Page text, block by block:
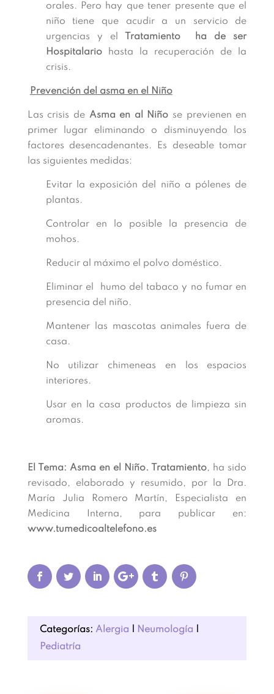
orales. Pero hay que tener presente que el
niño tiene que acudir a un servicio de
urgencias y el
Tratamiento ha de ser
Hospitalariohasta la recuperación de la
crisis.
Prevención del asma en el Niño
Las crisis de Asma en al Niño se previenen en
primer lugar eliminando o disminuyendo los
factores desencadenantes. Es deseable tomar
las siguientes medidas:
Evitar la exposición del niño a pólenes de
plantas.
Controlar en lo posible la presencia de
mohos.
Reducir al máximo el polvo doméstico.
Eliminar el humo del tabaco y no fumar en
presencia del niño.
Mantener las mascotas animales fuera de
casa.
No utilizar chimeneas en los espacios
interiores.
Usar en la casa productos de limpieza sin
aromas.
El Tema: Asma en el Niño. Tratamiento, ha sido
revisado, elaborado y resumido, por la Dra.
María Julia Romero Martín, Especialista en
Medicina Interna, para publicar en:
www.tumedicoaltelefono.es
Categorías: Alergia Neumología
Pediatría